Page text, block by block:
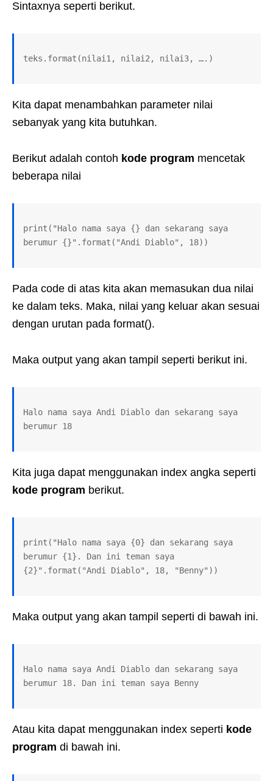
Sintaxnya seperti berikut.
teks.format(nilai1, nilai2, nilai3, ….)
Kita dapat menambahkan parameter nilai
sebanyak yang kita butuhkan.
Berikut adalah contoh kode program mencetak
beberapa nilai
print("Halo nama saya {} dan sekarang saya
berumur {}".format("Andi Diablo", 18))
Pada code di atas kita akan memasukan dua nilai
ke dalam teks. Maka, nilai yang keluar akan sesuai
dengan urutan pada format().
Maka output yang akan tampil seperti berikut ini.
Halo nama saya Andi Diablo dan sekarang saya
berumur 18
Kita juga dapat menggunakan index angka seperti
kode program berikut.
print("Halo nama saya {0} dan sekarang saya
berumur {1}. Dan ini teman saya
{2}".format("Andi Diablo", 18, "Benny"))
Maka output yang akan tampil seperti di bawah ini.
Halo nama saya Andi Diablo dan sekarang saya
berumur 18. Dan ini teman saya Benny
Atau kita dapat menggunakan index seperti kode
program di bawah ini.